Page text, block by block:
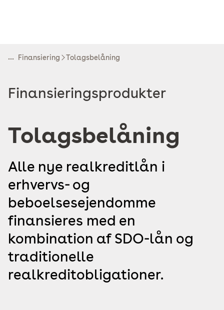
... Finansiering Tolagsbelåning
Read
Finansieringsprodukter
Tolagsbelåning
Alle nye realkreditlån i
erhvervs- og
beboelsesejendomme
finansieres med en
kombination af SDO-lån og
traditionelle
realkreditobligationer.